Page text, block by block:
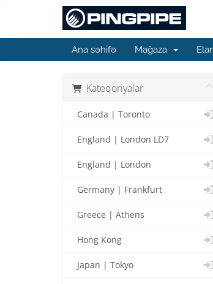
Ana səhifə Mağaza
Kateqoriyalar
Canada | Toronto
England | London LD7
England | London
Germany | Frankfurt
Greece | Athens
Hong Kong
Japan | Tokyo